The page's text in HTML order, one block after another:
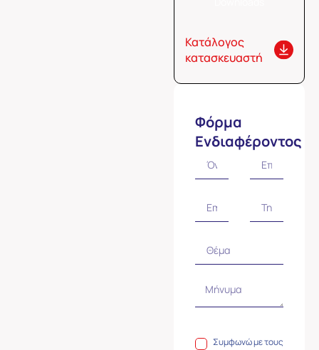
Κατάλογος
κατασκευαστή
Φόρμα
Ενδιαφέροντος
Συμφωνώ με τους